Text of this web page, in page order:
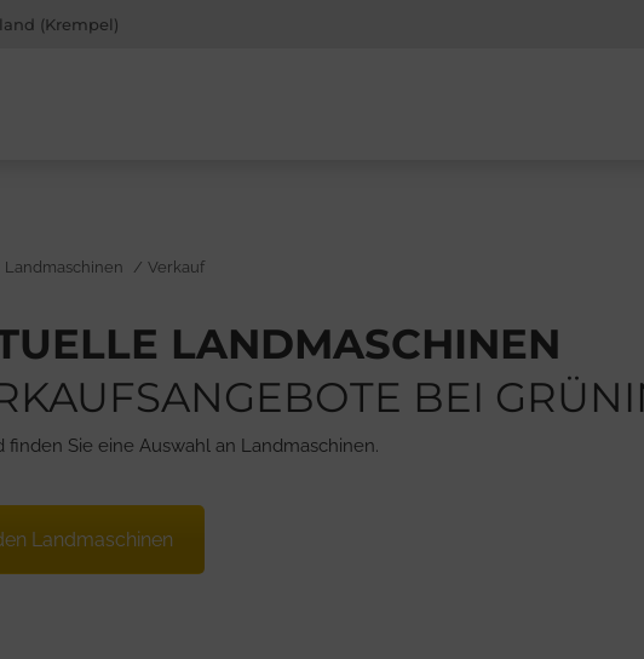
(Krempel)
sich hier:
Landmaschinen Verkauf
LAND­MASCHINEN
BEI
finden Sie eine Auswahl an Landmaschinen.
Landmaschinen